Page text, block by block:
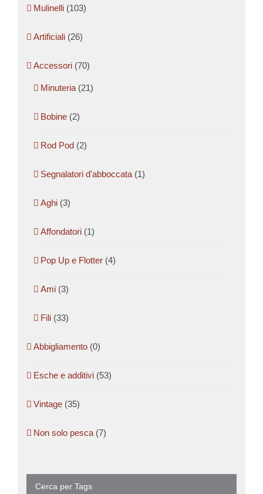
Mulinelli (103)
Artificiali (26)
Accessori (70)
Minuteria (21)
Bobine (2)
Rod Pod (2)
Segnalatori d'abboccata (1)
Aghi (3)
Affondatori (1)
Pop Up e Flotter (4)
Ami (3)
Fili (33)
Abbigliamento (0)
Esche e additivi (53)
Vintage (35)
Non solo pesca (7)
Cerca per Tags